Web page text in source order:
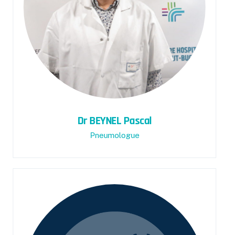
Dr BEYNEL Pascal
Pneumologue